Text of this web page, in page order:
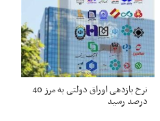
نرخ بازدهی اوراق دولتی به مرز 40
درصد رسید